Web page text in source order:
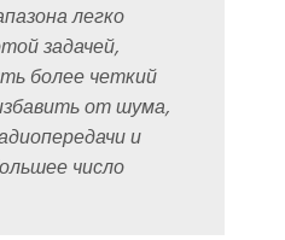
легко
задачей,
более четкий
от шума,
и
число